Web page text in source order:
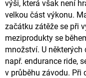
výši, která však není
velkou část výkonu.
začátku zátěže se při
meziprodukty se
množství. U
např. endurance ride,
v průběhu závodu. Při